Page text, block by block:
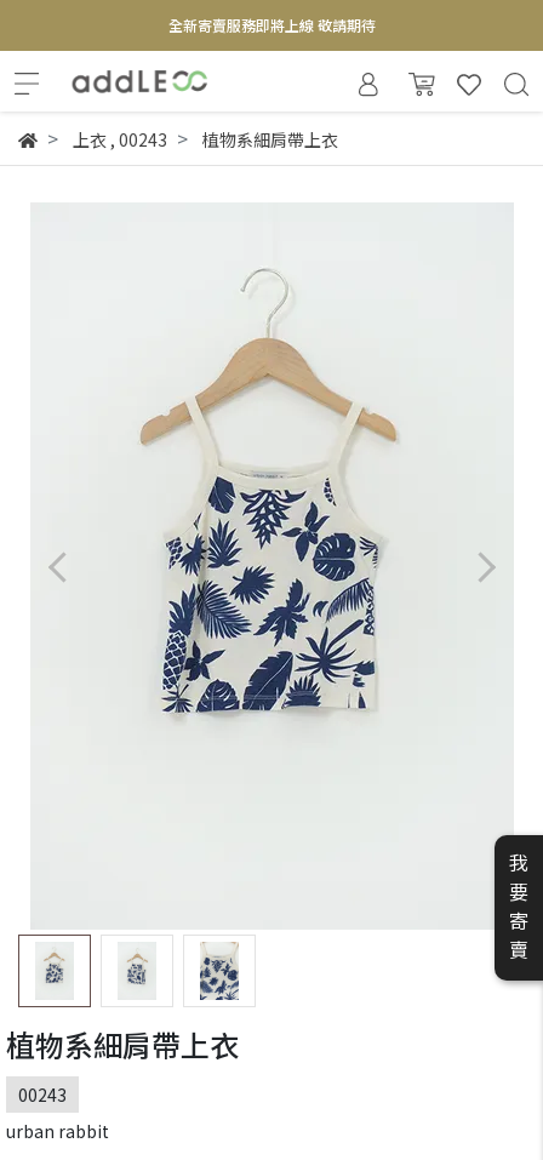
全新寄賣服務即將上線 敬請期待
【實體概念店】6+plaza 2F
上衣, 00243 植物系細肩帶上衣
植物系細肩帶上衣
00243
urban rabbit
我
要
寄
賣